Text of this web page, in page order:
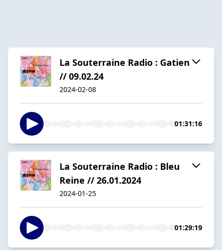
La Souterraine Radio : Gatien
// 09.02.24
2024-02-08
01:31:16
La Souterraine Radio : Bleu
Reine // 26.01.2024
2024-01-25
01:29:19